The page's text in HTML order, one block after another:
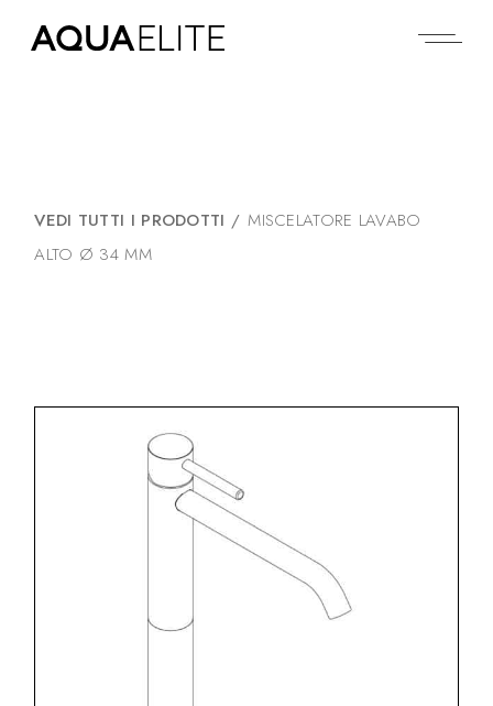
VEDI TUTTI I PRODOTTI / MISCELATORE LAVABO
ALTO Ø 34 MM